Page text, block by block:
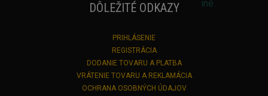
DÔLEŽITÉ ODKAZY
PRIHLÁSENIE
REGISTRÁCIA
DODANIE TOVARU A PLATBA
VRÁTENIE TOVARU A REKLAMÁCIA
OCHRANA OSOBNÝCH ÚDAJOV